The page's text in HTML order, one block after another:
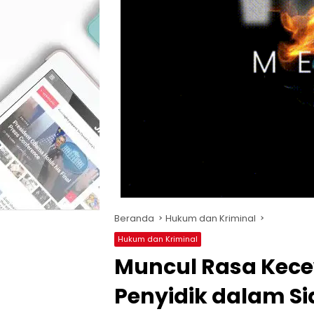
Beranda Hukum dan Kriminal
Hukum dan Kriminal
Muncul Rasa
Penyidik dalam